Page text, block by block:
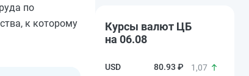
по
к которому
Курсы валют ЦБ
на 06.08
80.93 ₽ 1,07